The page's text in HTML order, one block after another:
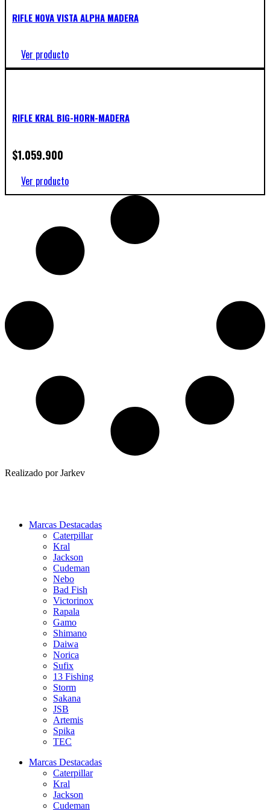
RIFLE NOVA VISTA ALPHA MADERA
Ver producto
RIFLE KRAL BIG-HORN-MADERA
$1.059.900
Ver producto
Realizado por Jarkev
Marcas Destacadas
Caterpillar
Kral
Jackson
Cudeman
Nebo
Bad Fish
Victorinox
Rapala
Gamo
Shimano
Daiwa
Norica
Sufix
13 Fishing
Storm
Sakana
JSB
Artemis
Spika
TEC
Marcas Destacadas
Caterpillar
Kral
Jackson
Cudeman